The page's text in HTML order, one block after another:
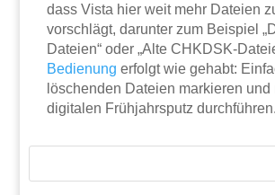
dass Vista hier weit mehr Dateien
vorschlägt, darunter zum Beispiel
Dateien“ oder „Alte CHKDSK-
Bedienung erfolgt wie gehabt:
löschenden Dateien markieren und
digitalen Frühjahrsputz durchführen.